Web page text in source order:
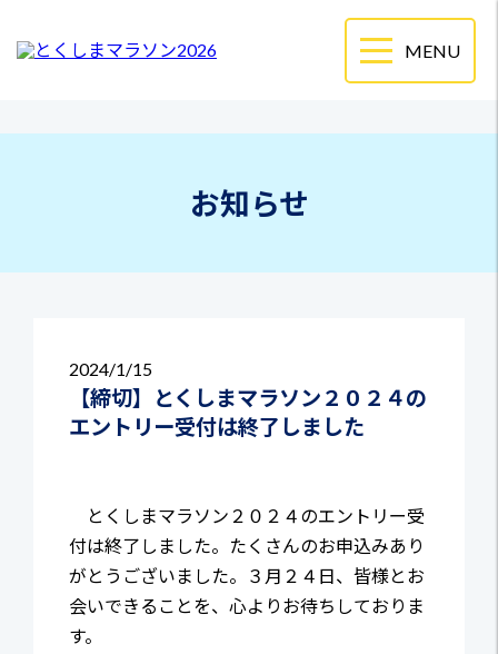
お知らせ
2024 1/15
【締切】とくしまマラソン２０２４の
エントリー受付は終了しました
とくしまマラソン２０２４のエントリー受
付は終了しました。たくさんのお申込みあり
がとうございました。３月２４日、皆様とお
会いできることを、心よりお待ちしておりま
す。